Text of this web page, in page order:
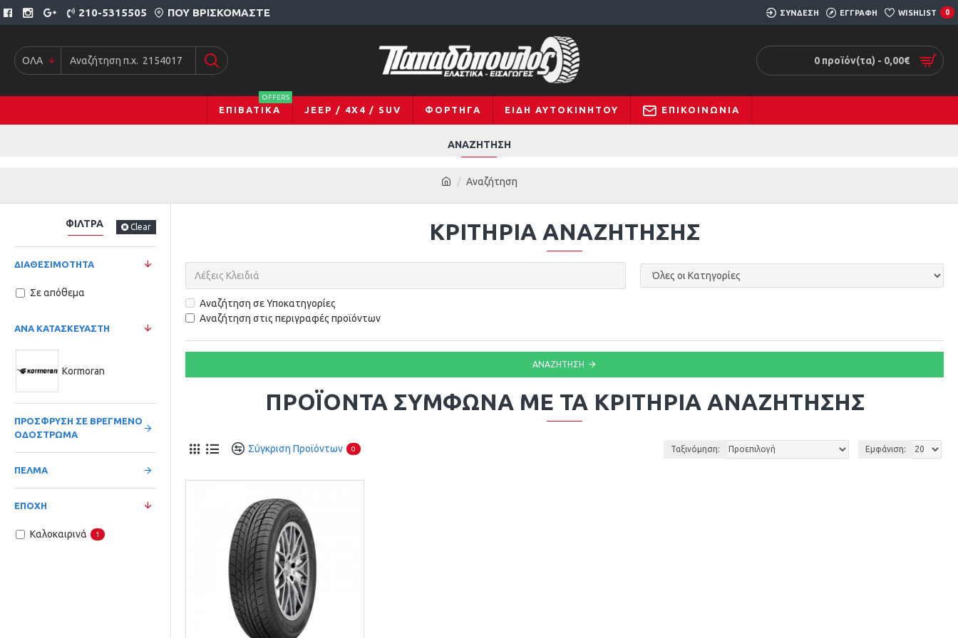
210-5315505 ΠΟΥ ΒΡΙΣΚΌΜΑΣΤΕ ΣΥΝΔΕΣΗ ΕΓΓΡΑΦΗ WISHLIST 0
ΟΛΑ 0 προϊόν(τα) - 0,00€
ΕΠΙΒΑΤΙΚΆ
OFFERS
JEEP / 4X4 / SUV ΦΟΡΤΗΓΆ ΕΊΔΗ ΑΥΤΟΚΙΝΉΤΟΥ ΕΠΙΚΟΙΝΩΝΊΑ
Αναζήτηση
ΑΝΑΖΉΤΗΣΗ
ΦΊΛΤΡΑ Clear
ΑΝΆ ΚΑΤΑΣΚΕΥΑΣΤΉ
Kormoran
ΠΡΌΣΦΡΥΣΗ ΣΕ ΒΡΕΓΜΈΝΟ
ΟΔΌΣΤΡΩΜΑ
ΠΈΛΜΑ
ΕΠΟΧΉ
Καλοκαιρινά 1
ΔΙΑΘΕΣΙΜΌΤΗΤΑ
Σε απόθεμα
ΚΡΙΤΉΡΙΑ ΑΝΑΖΉΤΗΣΗΣ
Αναζήτηση σε Υποκατηγορίες
Αναζήτηση στις περιγραφές προϊόντων
ΑΝΑΖΉΤΗΣΗ
ΠΡΟΪΌΝΤΑ ΣΎΜΦΩΝΑ ΜΕ ΤΑ ΚΡΙΤΉΡΙΑ ΑΝΑΖΉΤΗΣΗΣ
Σύγκριση Προϊόντων 0 Ταξινόμηση: Εμφάνιση: